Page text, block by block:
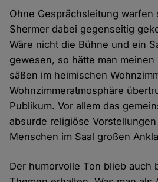
Ohne Gesprächsleitung warfen
Shermer dabei gegenseitig
Wäre nicht die Bühne und ein
gewesen, so hätte man
säßen im heimischen
Wohnzimmeratmosphäre
Publikum. Vor allem das
absurde religiöse
Menschen im Saal großen
Der humorvolle Ton blieb auch